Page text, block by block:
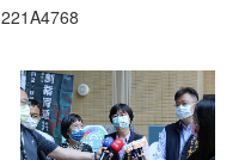
221A4768